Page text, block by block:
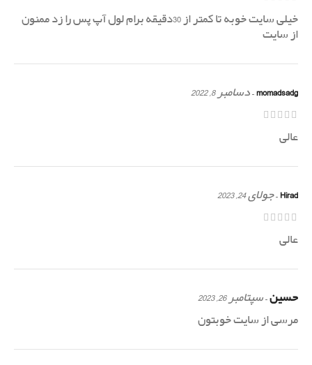
خیلی سایت خوبه تا کمتر از 30دقیقه برام لول آپ پس را زد ممنون
از سایت
momadsadg
–دسامبر 8, 2022
عالی
Hirad
–جولای 24, 2023
عالی
حسین–سپتامبر 26, 2023
مرسی از سایت خوبتون